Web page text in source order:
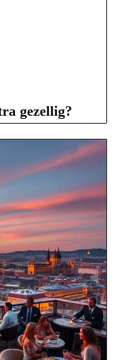
gezellig?